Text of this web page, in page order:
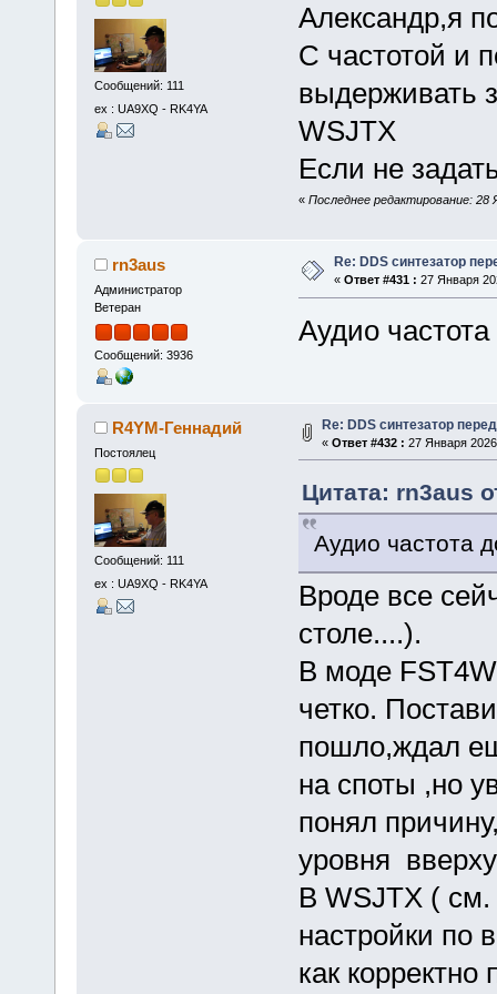
Сообщений: 111
ex : UA9XQ - RK4YA
Александр,я
C частотой и
выдерживать
WSJTX
Если не
« Последнее редактирование: 28
rn3aus
Администратор
Ветеран
Сообщений: 3936
Re: DDS синтезатор
« Ответ #431 : 27 Января
Аудио
R4YM-Геннадий
Постоялец
Сообщений: 111
ex : UA9XQ - RK4YA
Re: DDS синтезатор
« Ответ #432 : 27 Января
Цитата: rn3aus
Аудио частота
Вроде все
столе....).
В моде
четко.
пошло,ждал
на споты ,но
понял
уровня
В WSJTX (
настройки по
как корректно